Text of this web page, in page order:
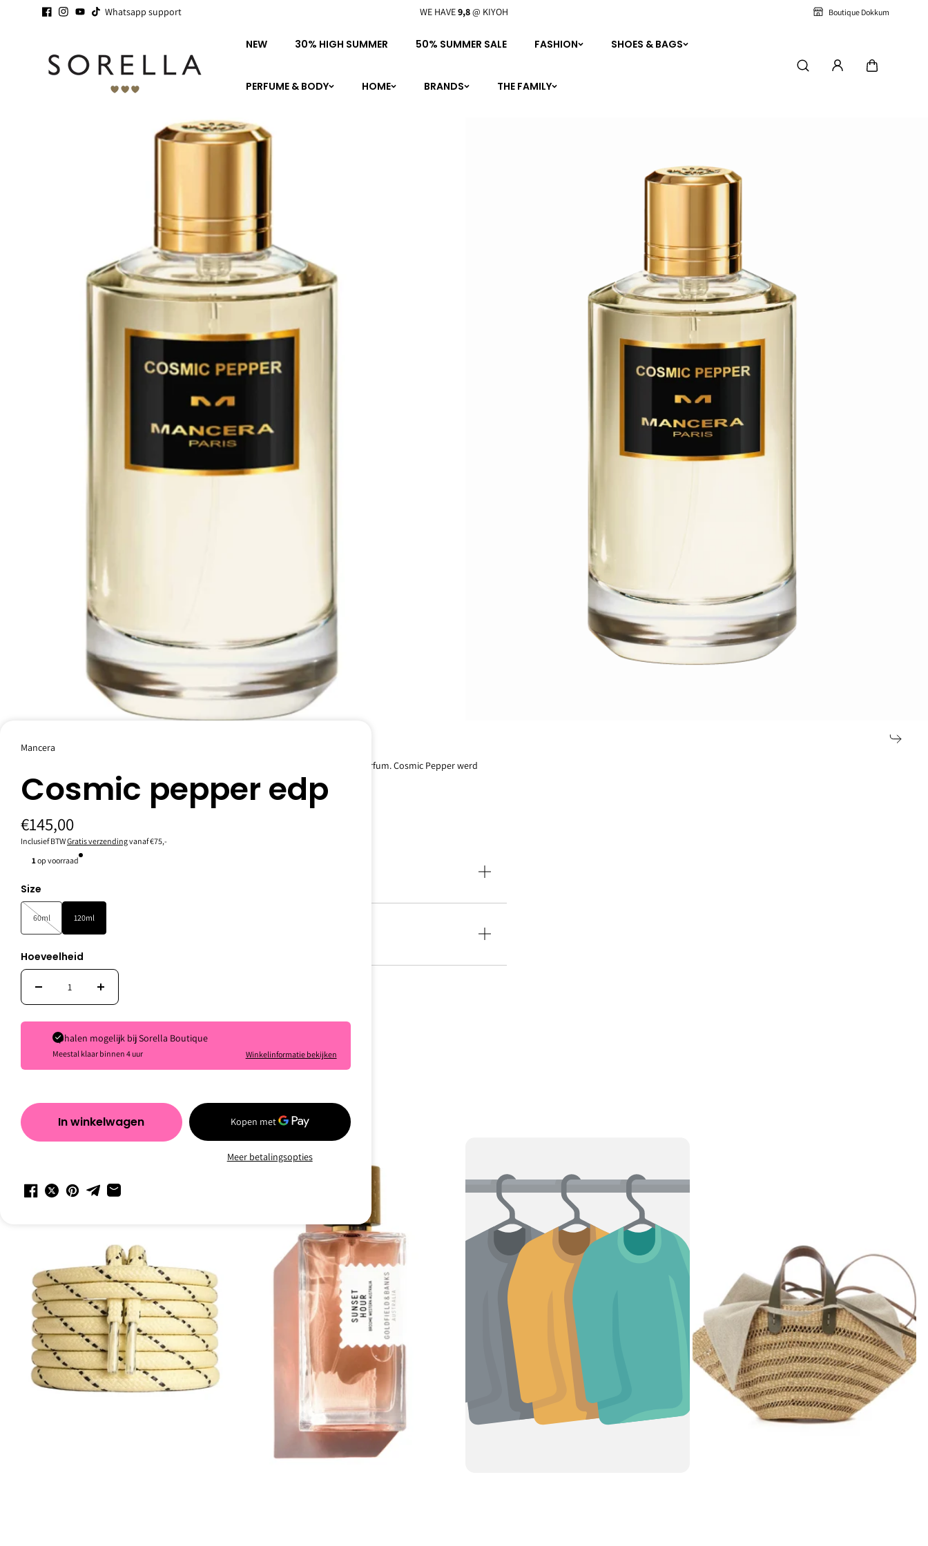
Ga naar
de Whatsapp support
WE HAVE BIG KISS FROM THE Boutique Dokkum
NEW 30% HIGH SUMMER 50% SUMMER SALE FASHION SHOES & BAGS
PERFUME & BODY HOME BRANDS THE FAMILY
Mancera
Cosmic pepper edp
€145,00
Inclusief BTWGratis verzendingvanaf €75,-
1 op voorraad
Size
60ml 120ml
Hoeveelheid
Ophalen mogelijk bijSorella Boutique
Meestal klaar binnen 4 uur Winkelinformatie bekijken
In winkelwagen
Meer betalingsopties
Cosmic Pepper van Mancera is een geur voor dames en heren. Dit is een nieuw parfum. Cosmic Pepper werd
uitgebracht in 2023.
Topnoten: Roze peper, Citroen, Salie en Mandarijn;
Basisnoten: Witte Musk, Eikenmos, Labdanum, Ambergris en Tonkaboon.
Specificaties
Persoonlijk advies
Cosmic pepper edp
120ml
Inspiration.
Shop rustig verder in en als je vragen hebt staan wij voor je klaar.